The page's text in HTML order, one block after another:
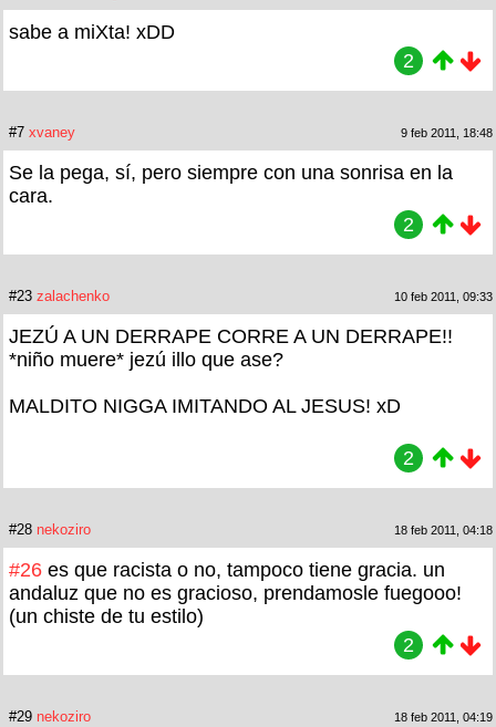
sabe a miXta! xDD
2
#7 xvaney 9 feb 2011, 18:48
Se la pega, sí, pero siempre con una sonrisa en la
cara.
2
#23 zalachenko 10 feb 2011, 09:33
JEZÚ A UN DERRAPE CORRE A UN DERRAPE!!
*niño muere* jezú illo que ase?
MALDITO NIGGA IMITANDO AL JESUS! xD
2
#28 nekoziro 18 feb 2011, 04:18
#26 es que racista o no, tampoco tiene gracia. un
andaluz que no es gracioso, prendamosle fuegooo!
(un chiste de tu estilo)
2
#29 nekoziro 18 feb 2011, 04:19